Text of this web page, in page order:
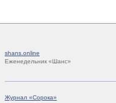
shans.online
Еженедельник «Шанс»
Журнал «Сорока»